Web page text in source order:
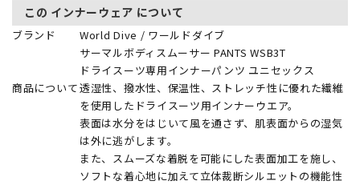
この インナーウェア について
ブランド
World Dive / ワールドダイブ
サーマルボディスムーサー PANTS WSB3T
ドライスーツ専用インナーパンツ ユニセックス
商品について透湿性、撥水性、保温性、ストレッチ性に優れた繊維
を使用したドライスーツ用インナーウエア。
表面は水分をはじいて風を通さず、肌表面からの湿気
は外に逃がします。
また、スムーズな着脱を可能にした表面加工を施し、
ソフトな着心地に加えて立体裁断シルエットの機能性